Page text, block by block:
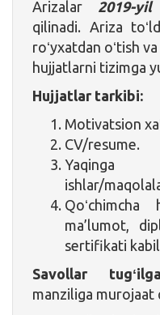
Arizalar 2019-yil
qilinadi. Ariza
roʻyxatdan oʻtish
hujjatlarni tizimga
Hujjatlar tarkibi:
Motivatsion
CV/resume.
ishlar/
ma’lumot,
sertifikati
Savollar
manziliga murojaat